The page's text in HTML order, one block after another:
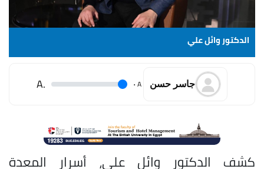
الدكتور وائل علي
جاسر حسن A
.
.A
كشف الدكتور وائل علي، أسرار المعدة